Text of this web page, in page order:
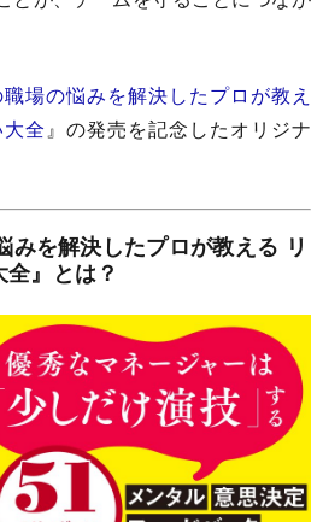
場の悩みを解決したプロが教え
全』の発売を記念したオリジナ
みを解決したプロが教える リ
』とは？